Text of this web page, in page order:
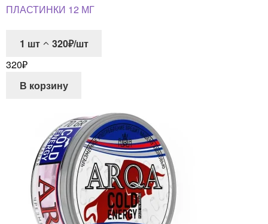
ПЛАСТИНКИ 12 МГ
1 шт
320₽/шт
320₽
В корзину